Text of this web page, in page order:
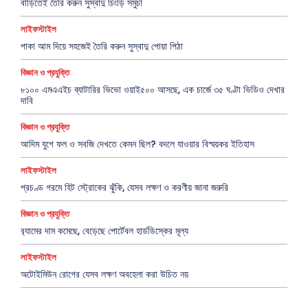
বাড়িতেই তৈরি করুন সুস্বাদু চিংড়ি সমুচা
লাইফস্টাইল
পাকা আম দিয়ে সহজেই তৈরি করুন সুস্বাদু পোয়া পিঠা
বিজ্ঞান ও প্রযুক্তি
৮১০০ এমএএইচ ব্যাটারির ভিভো ওয়াই৫০০ আসছে, এক চার্জে ৩৫ ঘণ্টা ভিডিও দেখার
দাবি
বিজ্ঞান ও প্রযুক্তি
আদিম যুগে ফল ও সবজি দেখতে কেমন ছিল? বদলে যাওয়ার বিস্ময়কর ইতিহাস
লাইফস্টাইল
প্রচণ্ড গরমে হিট স্ট্রোকের ঝুঁকি, যেসব লক্ষণ ও করণীয় জানা জরুরি
বিজ্ঞান ও প্রযুক্তি
র‍্যামের দাম কমেছে, বেড়েছে পোর্টেবল হার্ডডিস্কের মূল্য
লাইফস্টাইল
অটোইমিউন রোগের যেসব লক্ষণ অবহেলা করা উচিত নয়